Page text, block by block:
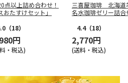
点以上詰め合わせ！
おたすけセット」
（18）
円
・税込)
三喜屋珈琲 北海道
名水珈琲ゼリー詰
4.4（18）
2,770円
(送料・税込)